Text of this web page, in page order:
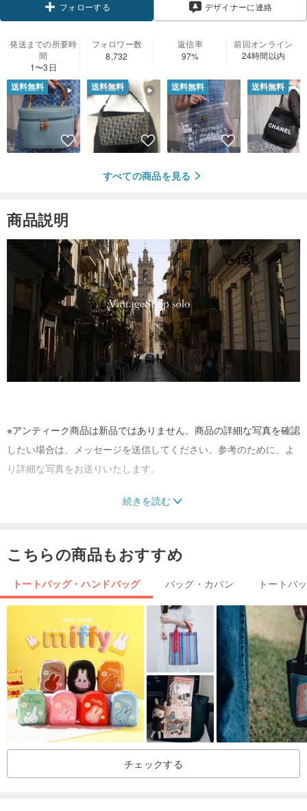
フォローする
デザイナーに連絡
発送までの所要時
間
1〜3日
フォロワー数
8,732
返信率
97%
前回オンライン
24時間以内
送料無料 送料無料 送料無料 送料無料
すべての商品を見る
商品説明
※アンティーク商品は新品ではありません。商品の詳細な写真を確認
したい場合は、メッセージを送信してください。参考のために、よ
り詳細な写真をお送りいたします。
以下の注意事項を必ずお読みいただき、同意の上でご注文をお願い
------------------------------------------------
【VintageShop solo】が提供する商品は骨董品です。そして全て実
物です。
商品販売後の返品・交換は出来ません。気になる点は必ずメッセー
ジを下さい。
商品は複数のWEBサイトで販売をしております。注文をする前に必
ず在庫の確認を連絡してください。
全ての商品は鑑定を行った正規品のみを取り扱っております。
サイズに多少の誤差がある場合があります。
撮影環境によって実物と色味が異なる事があります。
商品やその他詳細写真についてご不明な点がございましたら
7日間の評価期間は適用されません。重複しますが、商品の返品は出
続きを読む
こちらの商品もおすすめ
トートバッグ・ハンドバッグ バッグ・カバン トートバ
チェックする